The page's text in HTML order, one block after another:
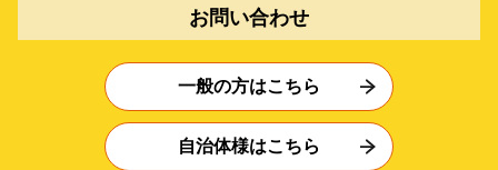
お問い合わせ
一般の方はこちら
自治体様はこちら